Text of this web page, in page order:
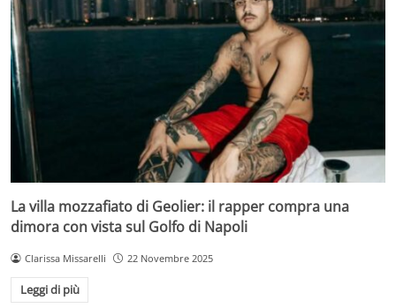
La villa mozzafiato di Geolier: il rapper compra una
dimora con vista sul Golfo di Napoli
Clarissa Missarelli 22 Novembre 2025
Leggi di più